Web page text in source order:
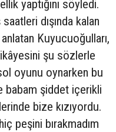
yaptığını söyledi.
dışında kalan
anlatan Kuyucuoğulları,
şu sözlerle
oyunu oynarken bu
babam şiddet içerikli
bize kızıyordu.
peşini bırakmadım